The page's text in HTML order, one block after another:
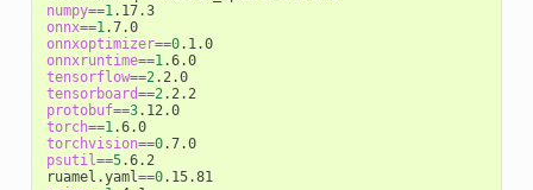
numpy==1
.17.3
onnx==1
.7.0
onnxoptimizer==0
.1.0
onnxruntime==1
.6.0
tensorflow==2
.2.0
tensorboard==2
protobuf==3
.12.0
torch==1
.6.0
torchvision==0
.7.0
psutil ==5.6.2
ruamel.yaml ==0